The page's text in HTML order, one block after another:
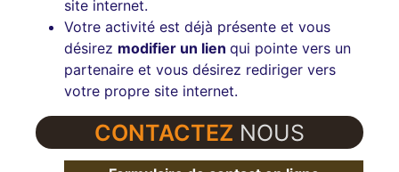
site internet.
Votre activité est déjà présente et vous
désirez modifier un lien qui pointe vers un
partenaire et vous désirez rediriger vers
votre propre site internet.
CONTACTEZ NOUS